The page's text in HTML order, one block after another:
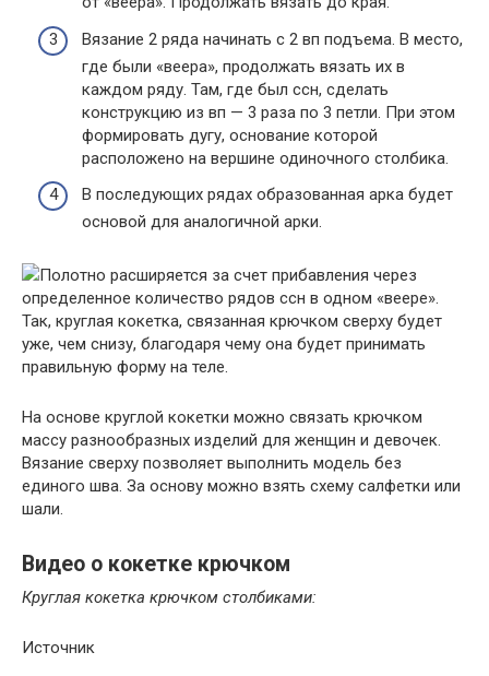
Вязание 2 ряда начинать с 2 вп подъема. В место,
где были «веера», продолжать вязать их в
каждом ряду. Там, где был ссн, сделать
конструкцию из вп — 3 раза по 3 петли. При этом
формировать дугу, основание которой
расположено на вершине одиночного столбика.
В последующих рядах образованная арка будет
основой для аналогичной арки.
Полотно расширяется за счет прибавления через
определенное количество рядов ссн в одном «веере».
Так, круглая кокетка, связанная крючком сверху будет
уже, чем снизу, благодаря чему она будет принимать
правильную форму на теле.
На основе круглой кокетки можно связать крючком
массу разнообразных изделий для женщин и девочек.
Вязание сверху позволяет выполнить модель без
единого шва. За основу можно взять схему салфетки или
шали.
Видео о кокетке крючком
Круглая кокетка крючком столбиками:
Источник